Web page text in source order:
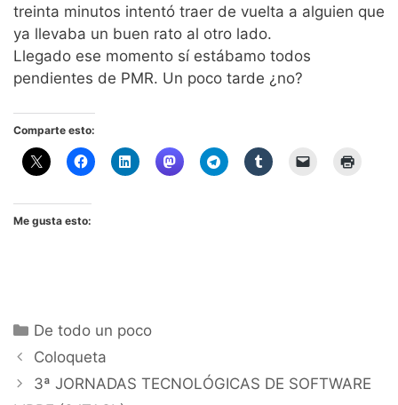
treinta minutos intentó traer de vuelta a alguien que
ya llevaba un buen rato al otro lado.
Llegado ese momento sí estábamo todos
pendientes de PMR. Un poco tarde ¿no?
Comparte esto:
Me gusta esto:
Categorías
De todo un poco
Coloqueta
3ª JORNADAS TECNOLÓGICAS DE SOFTWARE